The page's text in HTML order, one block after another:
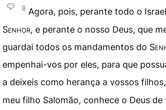
8 Agora, pois, perante todo o
Senhor, e perante o nosso Deus, que
guardai todos os mandamentos do
empenhai-vos por eles, para que
a deixeis como herança a vossos
meu filho Salomão, conhece o Deus